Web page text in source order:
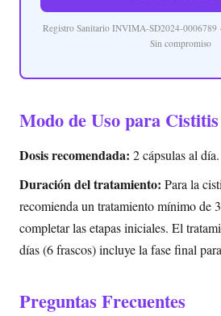
Registro Sanitario INVIMA-SD2024-0006789
Sin compromiso
Modo de Uso para
Dosis recomendada: 2 cápsulas al día.
Duración del tratamiento: Para la
recomienda un tratamiento mínimo de
completar las etapas iniciales. El
días (6 frascos) incluye la fase final
Preguntas Frecuentes